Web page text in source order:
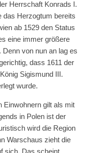
Herrschaft Konrads I.
das Herzogtum bereits
ab 1529 den Status
eine immer größere
von nun an lag es
dass 1611 der
Sigismund III.
wurde.
Einwohnern gilt als mit
in Polen ist der
wird die Region
Warschaus zieht die
sich. Das scheint